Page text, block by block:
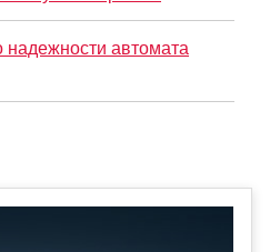
автомата